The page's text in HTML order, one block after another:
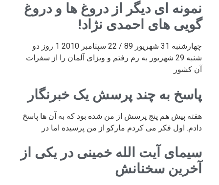
نمونه ای دیگر از دروغ ها و دروغ
گویی های احمدی نژاد!
چهارشنبه 31 شهریور 89 / 22 سپتامبر 2010 1 روز دو
شنبه 29 شهریور به رم رفتم و ویزای آلمان را از سفرات
آن کشور
پاسخ به چند پرسش یک خبرنگار
هفته پیش هم پنج پرسش از من شده بود که به آن ها پاسخ
دادم. اول فکر می کردم مارکو از من پرسیده اما در
سیمای آیت الله خمینی در یکی از
آخرین سخنانش